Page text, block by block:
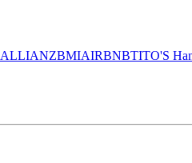
ALLIANZBMIAIRBNBTITO'S